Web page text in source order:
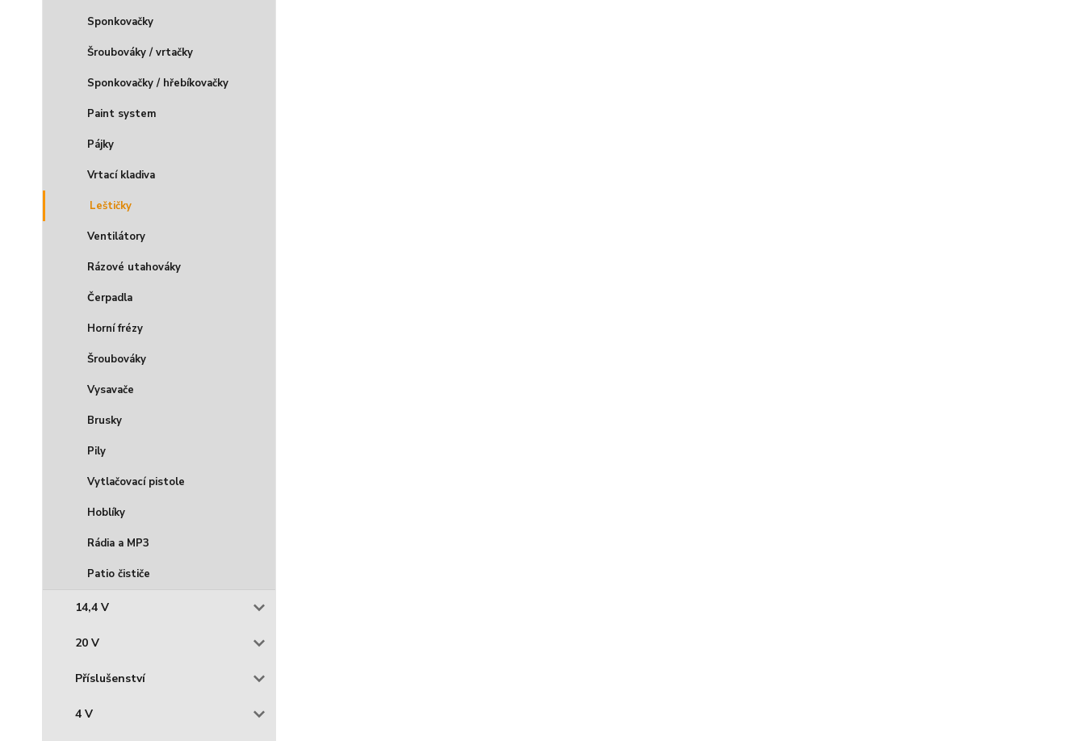
Sponkovačky
Šroubováky / vrtačky
Sponkovačky / hřebíkovačky
Paint system
Pájky
Vrtací kladiva
Leštičky
Ventilátory
Rázové utahováky
Čerpadla
Horní frézy
Šroubováky
Vysavače
Brusky
Pily
Vytlačovací pistole
Hoblíky
Rádia a MP3
Patio čističe
14,4 V
20 V
Příslušenství
4 V